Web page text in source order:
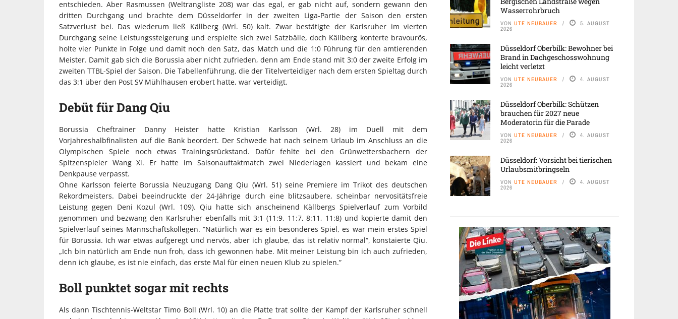
entschieden. Aber Rasmussen (Weltrangliste 208) war das egal, er gab nicht auf, sondern gewann den
dritten Durchgang und brachte dem Düsseldorfer in der zweiten Liga-Partie der Saison den ersten
Satzverlust bei. Das wiederum ließ Källberg (Wrl. 50) kalt. Zwar bestätigte der Karlsruher im vierten
Durchgang seine Leistungssteigerung und erspielte sich zwei Satzbälle, doch Källberg konterte bravourös,
holte vier Punkte in Folge und damit noch den Satz, das Match und die 1:0 Führung für den amtierenden
Meister. Damit gab sich die Borussia aber nicht zufrieden, denn am Ende stand mit 3:0 der zweite Erfolg im
zweiten TTBL-Spiel der Saison. Die Tabellenführung, die der Titelverteidiger nach dem ersten Spieltag durch
das 3:1 über den Post SV Mühlhausen erobert hatte, war verteidigt.
Debüt für Dang Qiu
Borussia Cheftrainer Danny Heister hatte Kristian Karlsson (Wrl. 28) im Duell mit dem
Vorjahreshalbfinalisten auf die Bank beordert. Der Schwede hat nach seinem Urlaub im Anschluss an die
Olympischen Spiele noch etwas Trainingsrückstand. Dafür fehlte bei den Grünwettersbachern der
Spitzenspieler Wang Xi. Er hatte im Saisonauftaktmatch zwei Niederlagen kassiert und bekam eine
Denkpause verpasst.
Ohne Karlsson feierte Borussia Neuzugang Dang Qiu (Wrl. 51) seine Premiere im Trikot des deutschen
Rekordmeisters. Dabei beeindruckte der 24-Jährige durch eine blitzsaubere, scheinbar nervositätsfreie
Leistung gegen Deni Kozul (Wrl. 109). Qiu hatte sich anscheinend Källbergs Spielverlauf zum Vorbild
genommen und bezwang den Karlsruher ebenfalls mit 3:1 (11:9, 11:7, 8:11, 11:8) und kopierte damit den
Spielverlauf seines Mannschaftskollegen. “Natürlich war es ein besonderes Spiel, es war mein erstes Spiel
für Borussia. Ich war etwas aufgeregt und nervös, aber ich glaube, das ist relativ normal“, konstaierte Qiu.
„Ich bin natürlich am Ende nun froh, dass ich gewonnen habe. Mit meiner Leistung bin ich auch zufrieden,
denn ich glaube, es ist nie einfach, das erste Mal für einen neuen Klub zu spielen.”
Boll punktet sogar mit rechts
Als dann Tischtennis-Weltstar Timo Boll (Wrl. 10) an die Platte trat sollte der Kampf der Karlsruher schnell
Wasserrohrbruch
VON UTE NEUBAUER 5. AUGUST
2026
Düsseldorf Oberbilk: Bewohner bei
Brand in Dachgeschosswohnung
leicht verletzt
VON UTE NEUBAUER 4. AUGUST
2026
Düsseldorf Oberbilk: Schützen
brauchen für 2027 neue
Moderatorin für die Parade
VON UTE NEUBAUER 4. AUGUST
2026
Düsseldorf: Vorsicht bei tierischen
Urlaubsmitbringseln
VON UTE NEUBAUER 4. AUGUST
2026